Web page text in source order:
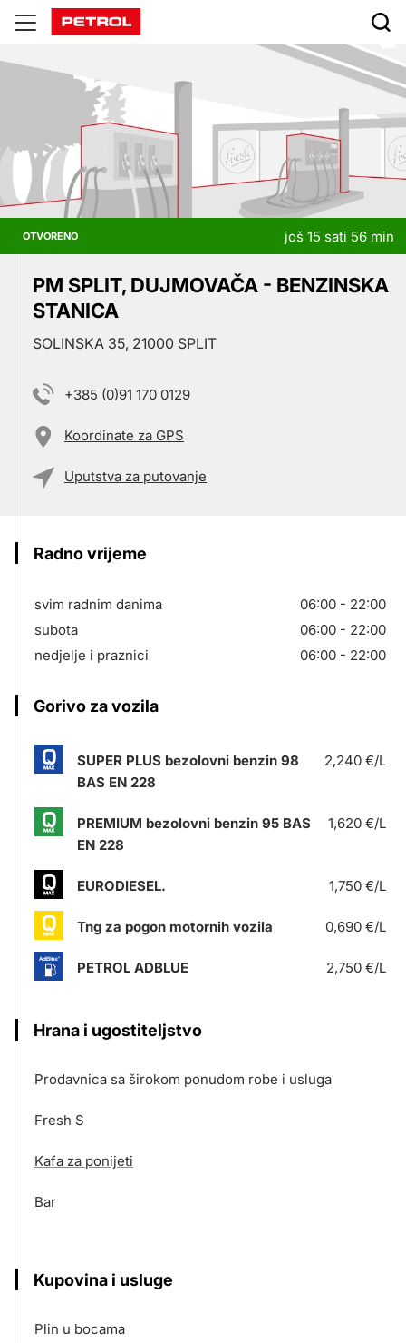
Prodajna
mjesta
OTVORENO još 15 sati 56 min
PM SPLIT, DUJMOVAČA - BENZINSKA
STANICA
SOLINSKA 35, 21000 SPLIT
+385 (0)91 170 0129
Koordinate za GPS
Uputstva za putovanje
Radno vrijeme
svim radnim danima
06:00 - 22:00
subota
06:00 - 22:00
nedjelje i praznici
06:00 - 22:00
Gorivo za vozila
SUPER PLUS bezolovni benzin 98
BAS EN 228
2,240 €/L
PREMIUM bezolovni benzin 95 BAS
EN 228
1,620 €/L
EURODIESEL. 1,750 €/L
Tng za pogon motornih vozila 0,690 €/L
PETROL ADBLUE 2,750 €/L
Hrana i ugostiteljstvo
Prodavnica sa širokom ponudom robe i usluga
Fresh S
Kafa za ponijeti
Bar
Kupovina i usluge
Plin u bocama